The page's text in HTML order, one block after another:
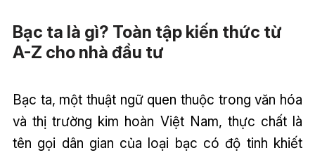
Bạc ta là gì? Toàn tập kiến thức từ
A-Z cho nhà đầu tư
Bạc ta, một thuật ngữ quen thuộc trong văn hóa
và thị trường kim hoàn Việt Nam, thực chất là
tên gọi dân gian của loại bạc có độ tinh khiết